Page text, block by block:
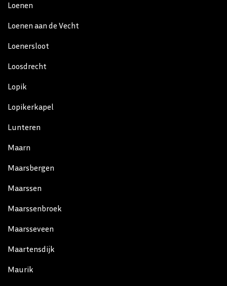
Loenen
Loenen aan de Vecht
Loenersloot
Loosdrecht
Lopik
Lopikerkapel
Lunteren
Maarn
Maarsbergen
Maarssen
Maarssenbroek
Maarsseveen
Maartensdijk
Maurik